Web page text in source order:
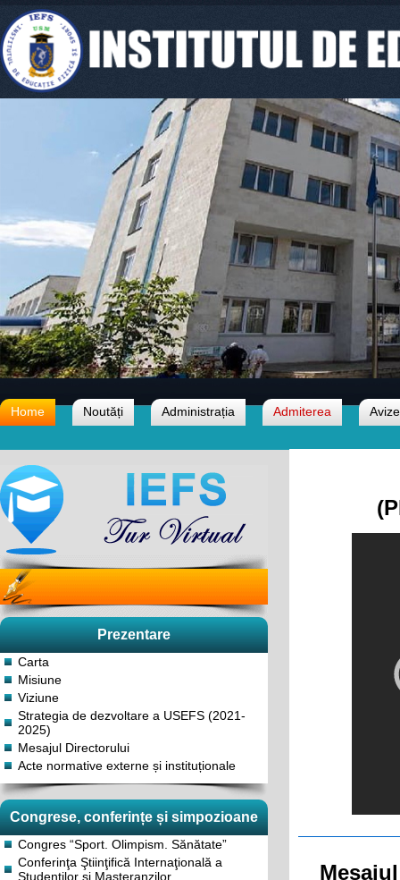
Home Noutăți Administrația Admiterea Avize
Prezentare
Carta
Misiune
Viziune
Strategia de dezvoltare a USEFS (2021-
2025)
Mesajul Directorului
Acte normative externe și instituționale
Congrese, conferințe și simpozioane
Congres “Sport. Olimpism. Sănătate”
Conferinţa Ştiinţifică Internaţională a
Studenţilor și Masteranzilor